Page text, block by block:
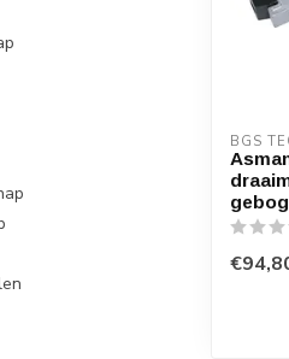
BGS